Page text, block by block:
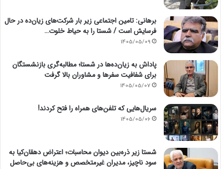
برهانی: تامین اجتماعی زیر بار شرکت‌های زیان‌ده در حال
فرسایش است / شستا را به حیاط خلوت…
1405/05/09
پاداش به زیان‌ده‌ها در شستا؛ مطالبه‌گری بازنشستگان
برای شفافیت سفرها و مشاوران بالا گرفت
1405/05/07
سریال‌هایی که تلفن‌های همراه را فتح کردند!
1405/05/06
شستا زیر ذره‌بین دیوان محاسبات؛ اعتراض دهقان‌کیا به
سود ناچیز، مدیران غیرمتخصص و هزینه‌های بی‌حاصل